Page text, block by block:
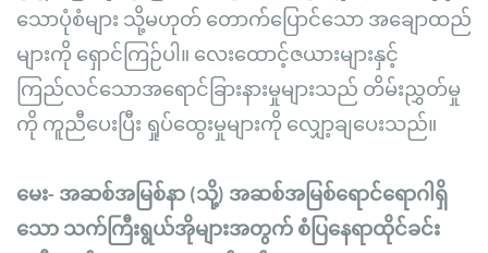
သောပုံစံများ သို့မဟုတ် တောက်ပြောင်သော အချောထည်
များကို ရှောင်ကြဉ်ပါ။ လေးထောင့်ဇယားများနှင့်
ကြည်လင်သောအရောင်ခြားနားမှုများသည် တိမ်းညွှတ်မှု
ကို ကူညီပေးပြီး ရှုပ်ထွေးမှုများကို လျှော့ချပေးသည်။
မေး- အဆစ်အမြစ်နာ (သို့) အဆစ်အမြစ်ရောင်ရောဂါရှိ
သော သက်ကြီးရွယ်အိုများအတွက် စံပြနေရာထိုင်ခင်း